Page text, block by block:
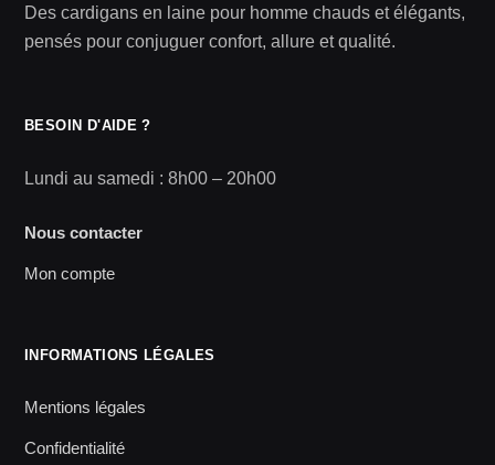
Des cardigans en laine pour homme chauds et élégants,
pensés pour conjuguer confort, allure et qualité.
BESOIN D'AIDE ?
Lundi au samedi : 8h00 – 20h00
Nous contacter
Mon compte
INFORMATIONS LÉGALES
Mentions légales
Confidentialité